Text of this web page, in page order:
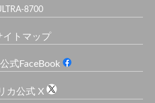
8700
イトマップ
式FaceBook
カ公式 X